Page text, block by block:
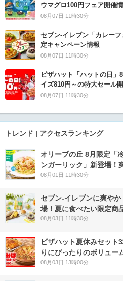
ウマグロ100円フェア開催
08月07日 11時30分
セブン‐イレブン「カレー
定キャンペーン情報
08月07日 11時30分
ピザハット「ハットの日」
イズ810円～の特大セール
08月07日 11時30分
トレンド | アクセスランキング
オリーブの丘 8月限定「
ンガーリック」新登場！
08月01日 11時30分
セブン‐イレブンに爽や
場！夏に食べたい限定商
08月03日 11時30分
ピザハット夏休みセット
りにぴったりのボリュー
08月03日 13時00分